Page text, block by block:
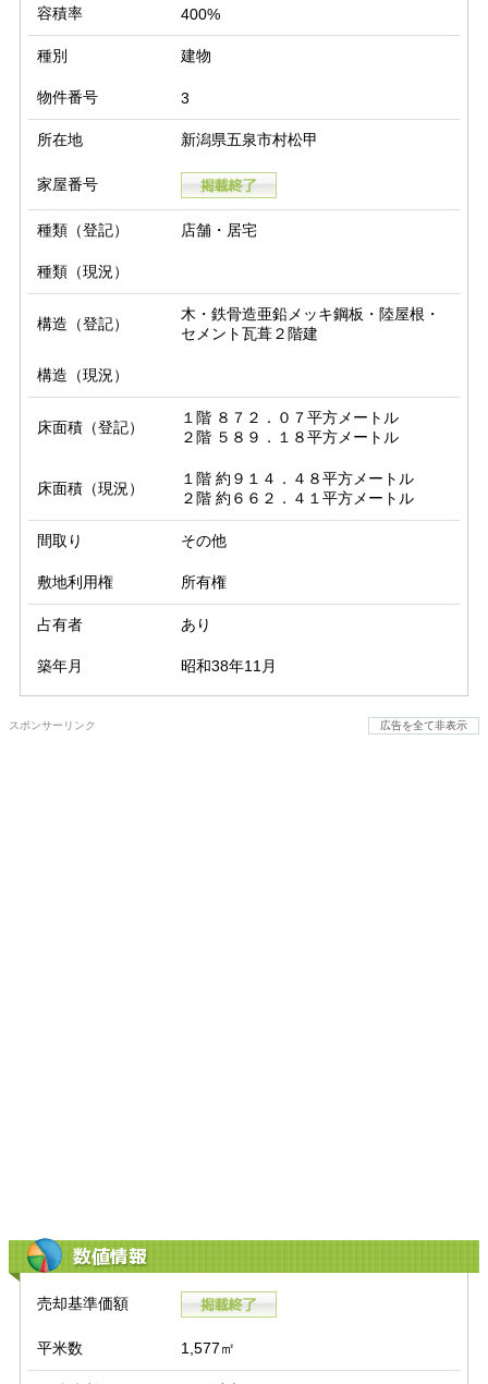
容積率 400%
種別 建物
物件番号 3
所在地 新潟県五泉市村松甲
家屋番号
種類（登記） 店舗・居宅
種類（現況）
構造（登記）
木・鉄骨造亜鉛メッキ鋼板・陸屋根・
セメント瓦葺２階建
構造（現況）
床面積（登記）
１階 ８７２．０７平方メートル
２階 ５８９．１８平方メートル
床面積（現況）
１階 約９１４．４８平方メートル
２階 約６６２．４１平方メートル
間取り その他
敷地利用権 所有権
占有者 あり
築年月 昭和38年11月
スポンサーリンク 広告を全て非表示
数値情報
売却基準価額
平米数 1,577㎡